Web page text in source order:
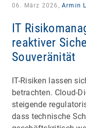
06. März 2026, Armin
IT
reaktiver
Souveränität
IT-Risiken lassen
betrachten. Cloud-
steigende
dass technische